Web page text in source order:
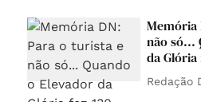
Memória
não só...
da Glória
Redação